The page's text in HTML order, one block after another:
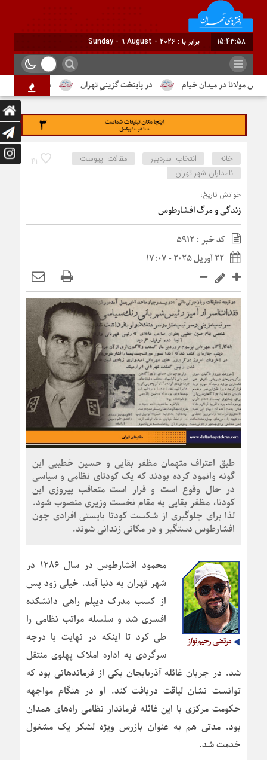
15:43:59 برابر با : Sunday - 9 August - 2026
در میدان خیام در پایتخت گزینیِ تهران دومین شماره از
41 خانه انتخاب سردبیر
مقالات پیوست
نامداران شهر تهران
خوانش تاریخ:
زندگی و مرگ افشارطوس
کد خبر : 5912
22 آوریل 2025 - 17:07
طبق اعتراف متهمان مظفر بقایی و حسین خطیبی این
گونه وانمود کرده بودند که یک کودتای نظامی و سیاسی
در حال وقوع است و قرار است متعاقب پیروزی این
کودتا، مظفر بقایی به مقام نخست وزیری منصوب شود.
لذا برای جلوگیری از شکست کودتا بایستی افرادی چون
افشارطوس دستگیر و در مکانی زندانی شوند.
محمود افشارطوس در سال ۱۲۸۶ در
شهر تهران به دنیا آمد. خیلی زود پس
از کسب مدرک دیپلم راهی دانشکده
افسری شد و سلسله مراتب نظامی را
طی کرد تا اینکه در نهایت با درجه
سرگردی به اداره املاک پهلوی منتقل
شد. در جریان غائله آذربایجان یکی از فرماندهانی بود که
توانست نشان لیاقت دریافت کند. او در هنگام مواجهه
حکومت مرکزی با این غائله فرماندار نظامی راه‌های همدان
بود. مدتی هم به عنوان بازرس ویژه لشکر یک مشغول
خدمت شد.